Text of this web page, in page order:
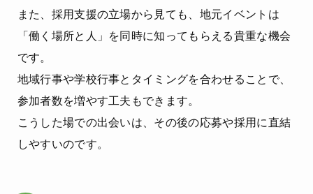
また、採用支援の立場から見ても、地元イベントは
「働く場所と人」を同時に知ってもらえる貴重な機会
です。
地域行事や学校行事とタイミングを合わせることで、
参加者数を増やす工夫もできます。
こうした場での出会いは、その後の応募や採用に直結
しやすいのです。